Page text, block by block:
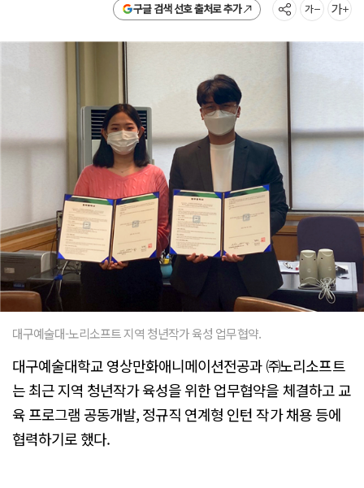
구글 검색 선호 출처로 추가
대구예술대-노리소프트 지역 청년작가 육성 업무협약.
대구예술대학교 영상만화애니메이션전공과 ㈜노리소프트
는 최근 지역 청년작가 육성을 위한 업무협약을 체결하고 교
육 프로그램 공동개발, 정규직 연계형 인턴 작가 채용 등에
협력하기로 했다.